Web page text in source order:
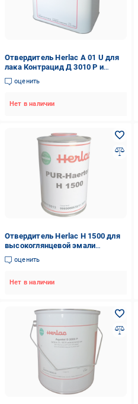
Отвердитель Herlac A 01 U для
лака Контрацид Д 3010 P и
эмали Контрацид Д 3011 2,5 кг
оценить
Нет в наличии
Отвердитель Herlac H 1500 для
высокоглянцевой эмали
Контрацид Д 2090 1 л
оценить
Нет в наличии